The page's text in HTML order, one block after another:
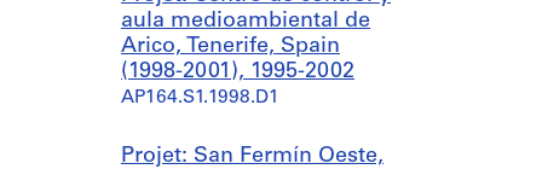
aula medioambiental de
Arico, Tenerife, Spain
(1998-2001), 1995-2002
AP164.S1.1998.D1
Projet: San Fermín Oeste,